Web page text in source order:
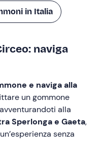
in Italia
naviga
e naviga alla
un gommone
alla
Sperlonga e Gaeta,
senza